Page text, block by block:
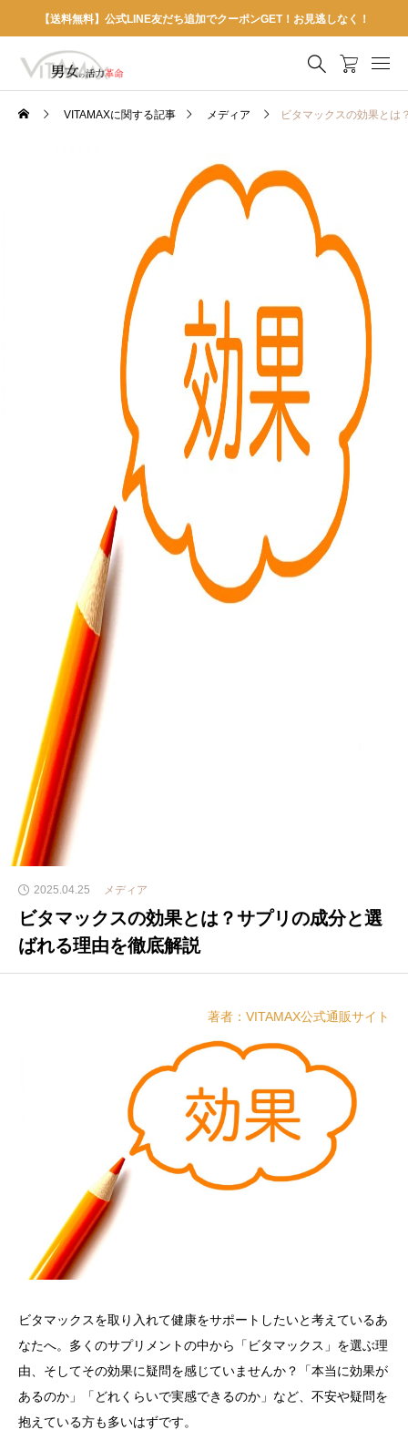
【送料無料】公式LINE友だち追加でクーポンGET！お見逃しなく！
VITAMAXに関する記事 メディア ビタマックスの効果とは
2025.04.25 メディア
ビタマックスの効果とは？サプリの成分と選
ばれる理由を徹底解説
著者：VITAMAX公式通販サイト
ビタマックスを取り入れて健康をサポートしたいと考えているあ
なたへ。多くのサプリメントの中から「ビタマックス」を選ぶ理
由、そしてその効果に疑問を感じていませんか？「本当に効果が
あるのか」「どれくらいで実感できるのか」など、不安や疑問を
抱えている方も多いはずです。